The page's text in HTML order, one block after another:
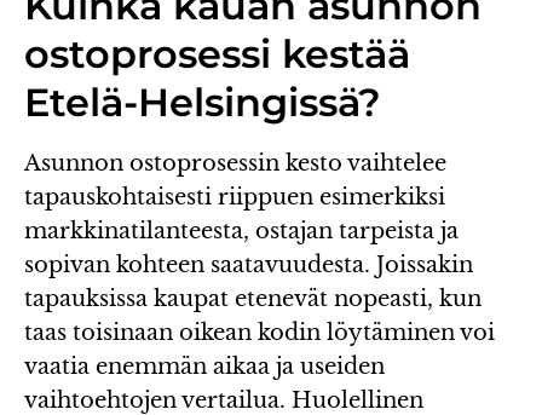
ostoprosessi kestää
Etelä-Helsingissä?
Asunnon ostoprosessin kesto vaihtelee
tapauskohtaisesti riippuen esimerkiksi
markkinatilanteesta, ostajan tarpeista ja
sopivan kohteen saatavuudesta. Joissakin
tapauksissa kaupat etenevät nopeasti, kun
taas toisinaan oikean kodin löytäminen voi
vaatia enemmän aikaa ja useiden
vaihtoehtojen vertailua. Huolellinen